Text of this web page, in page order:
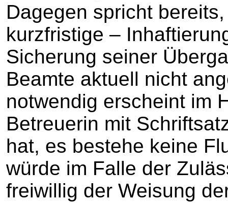
Dagegen spricht
kurzfristige –
Sicherung seiner
Beamte aktuell nicht
notwendig erscheint im
Betreuerin mit
hat, es bestehe keine
würde im Falle der
freiwillig der Weisung